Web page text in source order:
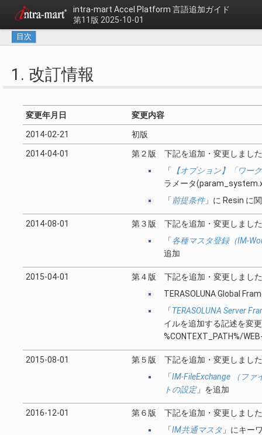
intra-mart Accel Platform 言語追加ガイド
第11版 2025-10-01
目次
1. 改訂情報
変更年月日 変更内容
2014-02-21 初版
2014-04-01
第２版 下記を追加・変更しました
「 【オプション】「ワー
ラメータ
「 前提条件」に Resin に
2014-08-01
第３版 下記を追加・変更しました
「各種マスタ登録（IM-
追加
2015-04-01
第４版 下記を追加・変更しました
TERASOLUNA Global
「TERASOLUNA Server
イルを追加する記述を変
%CONTEXT_PATH%/
2015-08-01
第５版 下記を追加・変更しました
「IM-FileExchange （ファ
トの設定」を追加
2016-12-01
第６版 下記を追加・変更しました
「IM共通マスタ」にキー